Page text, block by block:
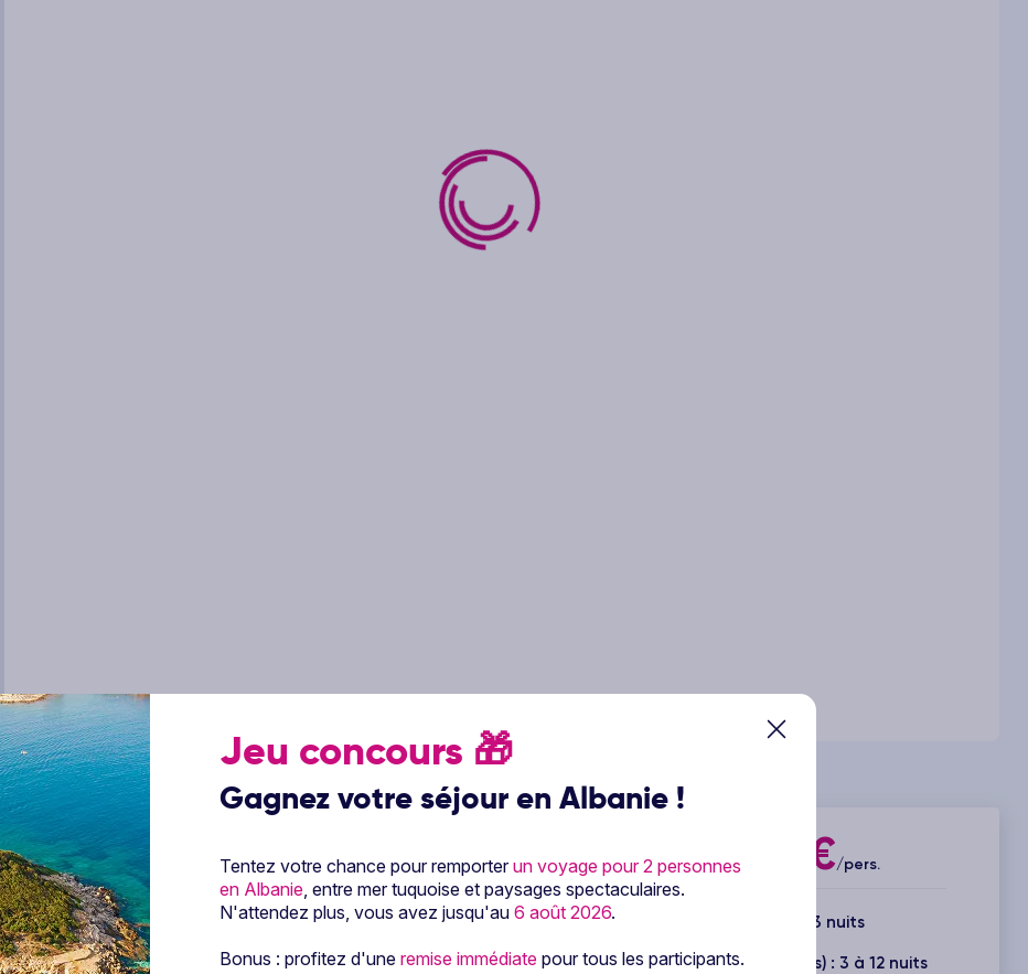
Hôtel City's Hill 4* Dès333€/pers.
5 jours / 3 nuits
Durée(s) disponible(s) : 3 à 12 nuits
Jeu concours 🎁
Gagnez votre séjour en Albanie !
Tentez votre chance pour remporterun voyage pour 2 personnes
en Albanie, entre mer tuquoise et paysages spectaculaires.
N'attendez plus, vous avez jusqu'au 6 août 2026.
Bonus : profitez d'uneremise immédiate pour tous les participants.